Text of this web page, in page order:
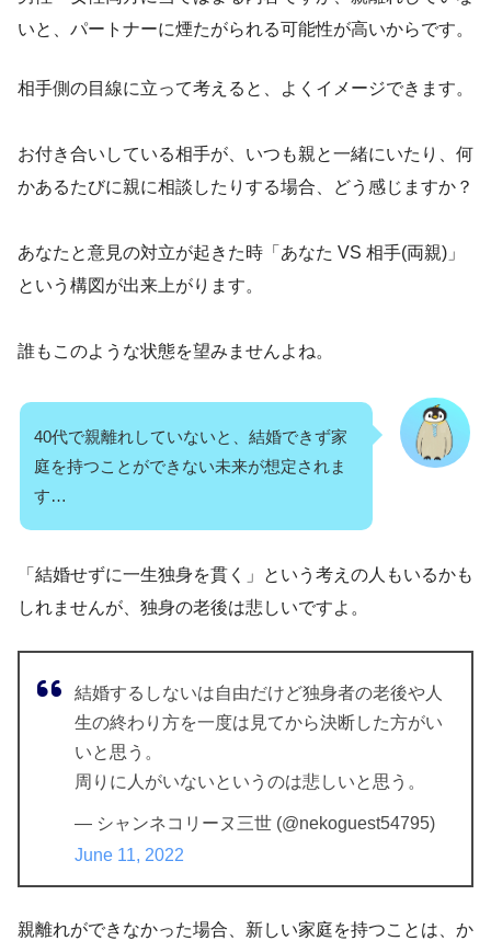
いと、パートナーに煙たがられる可能性が高いからです。
相手側の目線に立って考えると、よくイメージできます。
お付き合いしている相手が、いつも親と一緒にいたり、何
かあるたびに親に相談したりする場合、どう感じますか？
あなたと意見の対立が起きた時「あなた VS 相手(両親)」
という構図が出来上がります。
誰もこのような状態を望みませんよね。
40代で親離れしていないと、結婚できず家
庭を持つことができない未来が想定されま
す…
「結婚せずに一生独身を貫く」という考えの人もいるかも
しれませんが、独身の老後は悲しいですよ。
結婚するしないは自由だけど独身者の老後や人
生の終わり方を一度は見てから決断した方がい
いと思う。
周りに人がいないというのは悲しいと思う。
— シャンネコリーヌ三世 (@nekoguest54795)
June 11, 2022
親離れができなかった場合、新しい家庭を持つことは、か